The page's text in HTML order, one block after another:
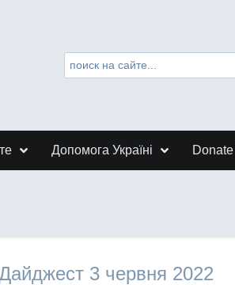
Допомога Україні
3 червня 2022